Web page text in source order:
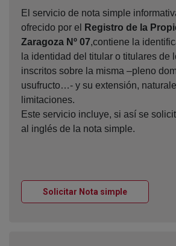
El servicio de nota simple
ofrecido por el
Registro de la
Zaragoza Nº 07,contiene la
la identidad del titular o titulares de
inscritos sobre la misma –pleno
usufructo…- y su extensión,
limitaciones.
Este servicio incluye, si así se
al inglés de la nota simple.
Solicitar Nota simpleVentana